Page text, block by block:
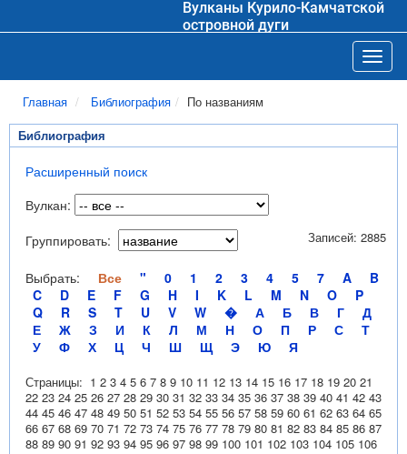
Вулканы Курило-Камчатской
островной дуги
Главная Библиография По названиям
Библиография
Расширенный поиск
Вулкан:
Группировать:
Выбрать: Все " 0 1 2 3 4 5 7 A
B
C
D E F G H I K L M N O
P
Q
R S T U V W � А Б В Г
Д
Е
Ж З И К Л М Н О П Р С
Т
У
Ф Х Ц Ч Ш Щ Э Ю Я
Записей: 2885
Страницы: 1 2 3 4 5 6 7 8 9 10 11 12 13 14 15 16 17 18 19 20 21
22 23 24 25 26 27 28 29 30 31 32 33 34 35 36 37 38 39 40 41 42 43
44 45 46 47 48 49 50 51 52 53 54 55 56 57 58 59 60 61 62 63 64 65
66 67 68 69 70 71 72 73 74 75 76 77 78 79 80 81 82 83 84 85 86 87
88 89 90 91 92 93 94 95 96 97 98 99 100 101 102 103 104 105 106